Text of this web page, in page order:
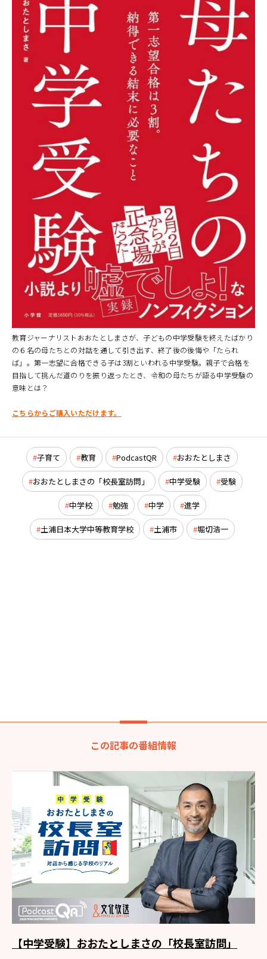
教育ジャーナリストおおたとしまさが、子どもの中学受験を終えたばかり
の６名の母たちとの対話を通して引き出す、終了後の後悔や「たられ
ば」。第一志望に合格できる子は3割といわれる中学受験。親子で合格を
目指して挑んだ道のりを振り返ったとき、令和の母たちが語る中学受験の
意味とは？
こちらからご購入いただけます。
子育て 教育 PodcastQR おおたとしまさ
おおたとしまさの「校長室訪問」 中学受験 受験
中学校 勉強 中学 進学
土浦日本大学中等教育学校 土浦市 堀切浩一
この記事の番組情報
【中学受験】おおたとしまさの「校長室訪問」